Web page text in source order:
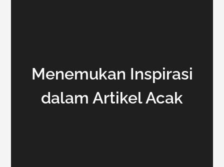
Menemukan Inspirasi
dalam Artikel Acak